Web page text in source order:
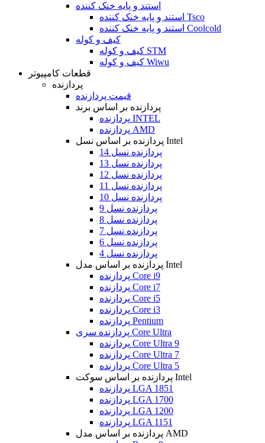
استند و پایه خنک کننده
استند و پایه خنک کننده Tsco
استند و پایه خنک کننده Coolcold
کیف و کوله
کیف و کوله STM
کیف و کوله Wiwu
قطعات کامپیوتر
پردازنده
قیمت پردازنده
پردازنده بر اساس برند
پردازنده INTEL
پردازنده AMD
پردازنده بر اساس نسل Intel
پردازنده نسل 14
پردازنده نسل 13
پردازنده نسل 12
پردازنده نسل 11
پردازنده نسل 10
پردازنده نسل 9
پردازنده نسل 8
پردازنده نسل 7
پردازنده نسل 6
پردازنده نسل 4
پردازنده بر اساس مدل Intel
پردازنده Core i9
پردازنده Core i7
پردازنده Core i5
پردازنده Core i3
پردازنده Pentium
پردازنده سری Core Ultra
پردازنده Core Ultra 9
پردازنده Core Ultra 7
پردازنده Core Ultra 5
پردازنده بر اساس سوکت Intel
پردازنده LGA 1851
پردازنده LGA 1700
پردازنده LGA 1200
پردازنده LGA 1151
پردازنده بر اساس مدل AMD